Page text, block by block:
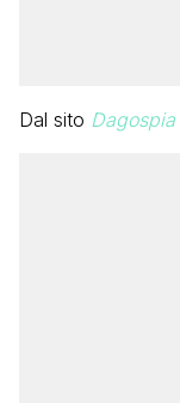
Dal sito Dagospia